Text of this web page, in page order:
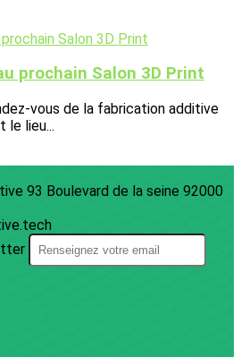
prochain Salon 3D Print
vous de la fabrication additive
le lieu...
93 Boulevard de la seine 92000